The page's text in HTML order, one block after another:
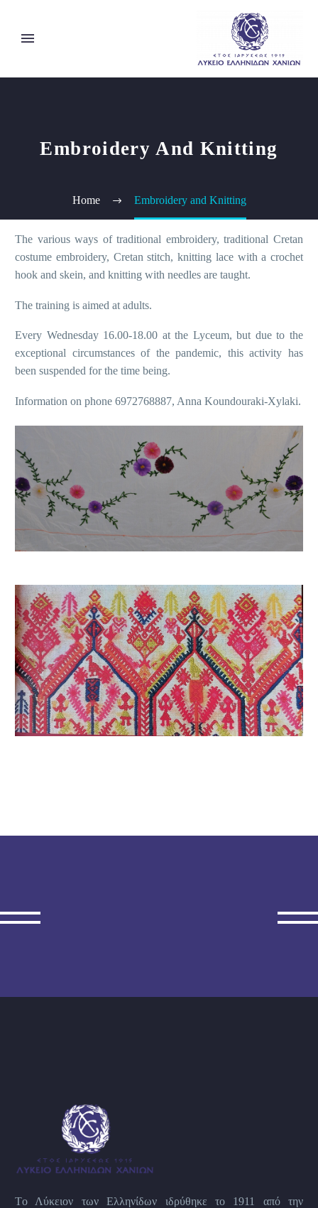
Embroidery And Knitting
Home Embroidery and Knitting
The various ways of traditional embroidery, traditional Cretan
costume embroidery, Cretan stitch, knitting lace with a crochet
hook and skein, and knitting with needles are taught.
The training is aimed at adults.
Every Wednesday 16.00-18.00 at the Lyceum, but due to the
exceptional circumstances of the pandemic, this activity has
been suspended for the time being.
Information on phone 6972768887, Anna Koundouraki-Xylaki.
Tο Λύκειον των Eλληνίδων ιδρύθηκε το 1911 από την